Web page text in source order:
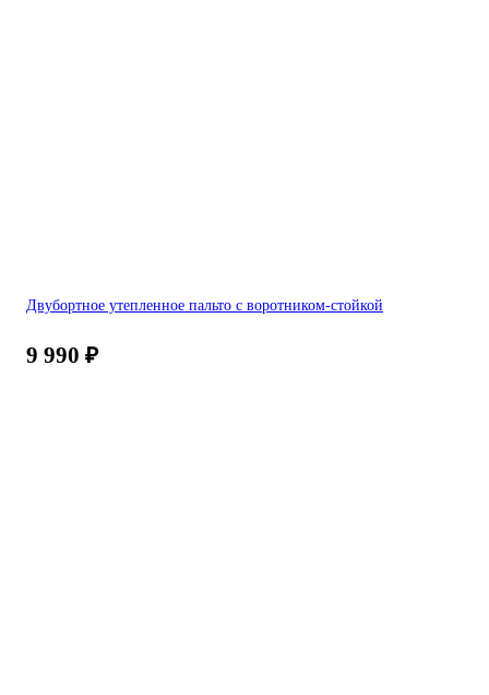
Двубортное утепленное пальто с воротником-стойкой
9 990 ₽